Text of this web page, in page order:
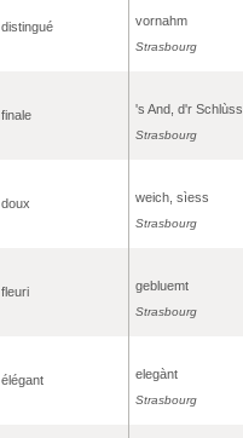
distingué vornahm
Strasbourg
finale 's And, d'r Schlùss
Strasbourg
doux weich, sìess
Strasbourg
fleuri gebluemt
Strasbourg
élégant elegànt
Strasbourg